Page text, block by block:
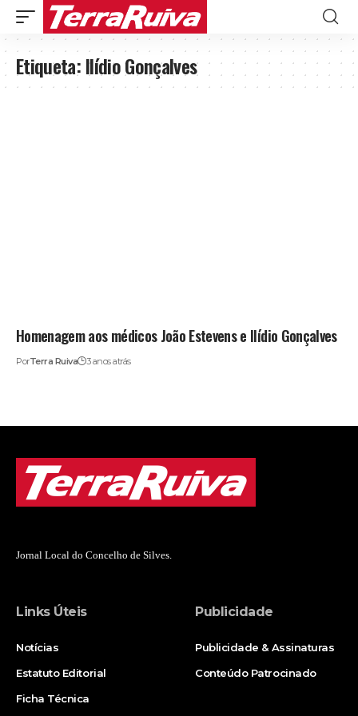
Etiqueta:Ilídio Gonçalves
Homenagem aos médicos João Estevens e Ilídio Gonçalves
PorTerra Ruiva 3 anos atrás
Jornal Local do Concelho de Silves.
Links Úteis
Notícias
Estatuto Editorial
Ficha Técnica
Publicidade
Publicidade & Assinaturas
Conteúdo Patrocinado